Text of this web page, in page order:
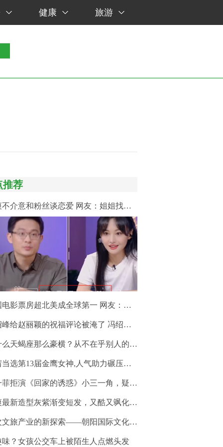
健康 旅游
推荐
意和粉丝谈恋爱 网友：姐姐找个靠谱的男友好吗？
票房超北美成全球第一 网友：说明我们都爱看电影！
赵丽颖的祝福评论被淹了 冯绍峰求粉丝捞一把？
天蝎座那么豪横？从不在乎别人的感受？
选第13届金鹰女神,人气助力碾压谭松韵
演《回家的诱惑》小三一角，疑任性退赛节目？
造型灰紫渐变短发，又酷又飒化身＂坏女孩＂突破自我
旅产业的新探索——朝阳国际文化旅游节即将开幕
？女孩公交车上被陌生人点燃头发